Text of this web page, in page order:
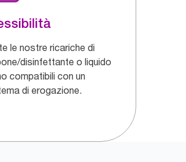
le nostre ricariche di
disinfettante o liquido
compatibili con un
di erogazione.